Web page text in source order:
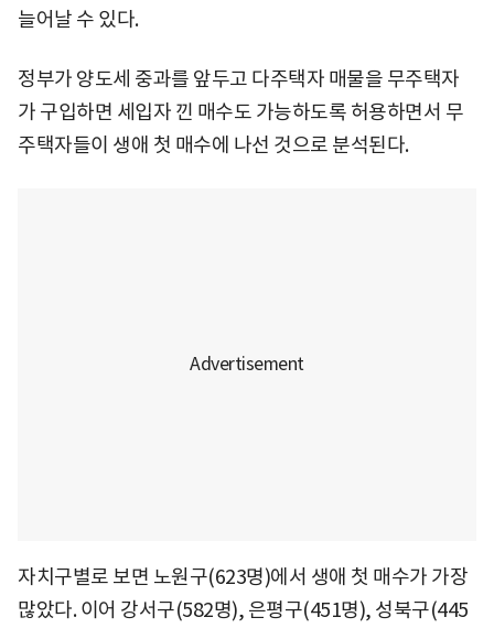
늘어날 수 있다.
정부가 양도세 중과를 앞두고 다주택자 매물을 무주택자
가 구입하면 세입자 낀 매수도 가능하도록 허용하면서 무
주택자들이 생애 첫 매수에 나선 것으로 분석된다.
자치구별로 보면 노원구(623명)에서 생애 첫 매수가 가장
많았다. 이어 강서구(582명), 은평구(451명), 성북구(445